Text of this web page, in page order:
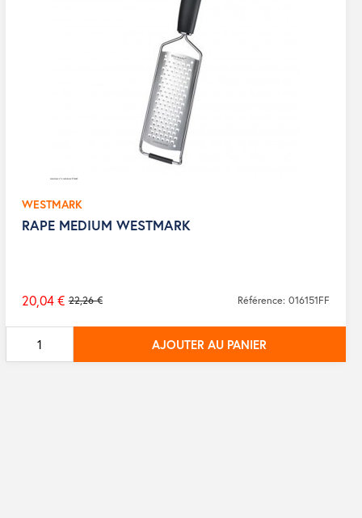
WESTMARK
RAPE MEDIUM WESTMARK
Prix
de
base
22,26 €
20,04 € Référence: 016151FF
AJOUTER AU PANIER